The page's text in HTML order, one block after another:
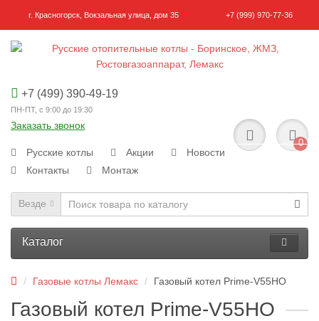
г. Красногорск, Вокзальная улица, дом 35 +7 (999) 970-77-36
+7 (499) 390-49-19
ПН-ПТ, с 9:00 до 19:30
Заказать звонок
0
Русские котлы Акции
Новости
Контакты
Монтаж
Везде
Каталог
Газовые котлы Лемакс Газовый котел Prime-V55HO
Газовый котел Prime-V55HO